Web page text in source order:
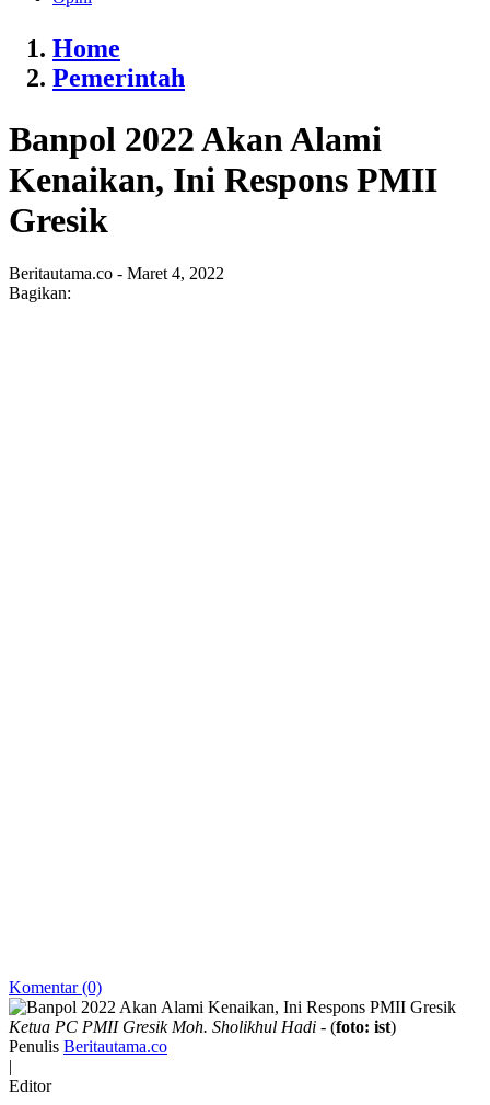
Home
Pemerintah
Banpol 2022 Akan Alami
Kenaikan, Ini Respons PMII
Gresik
Beritautama.co - Maret 4, 2022
Bagikan:
Komentar (0)
Ketua PC PMII Gresik Moh. Sholikhul Hadi - (foto: ist)
Penulis Beritautama.co
|
Editor